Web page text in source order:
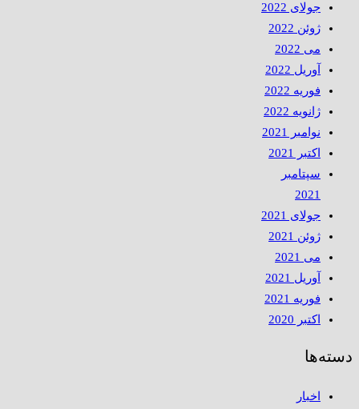
جولای 2022
ژوئن 2022
می 2022
آوریل 2022
فوریه 2022
ژانویه 2022
نوامبر 2021
اکتبر 2021
سپتامبر
2021
جولای 2021
ژوئن 2021
می 2021
آوریل 2021
فوریه 2021
اکتبر 2020
دسته‌ها
اخبار